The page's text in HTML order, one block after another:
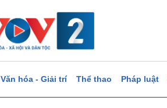
Văn hóa - Giải trí Thể thao Pháp luật